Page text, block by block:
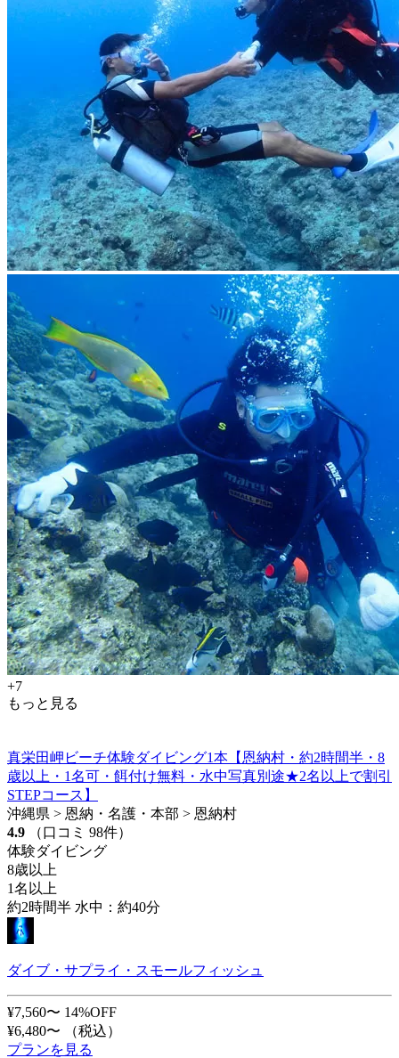
+7
もっと見る
真栄田岬ビーチ体験ダイビング1本【恩納村・約2時間半・8
歳以上・1名可・餌付け無料・水中写真別途★2名以上で割引
STEPコース】
沖縄県 > 恩納・名護・本部 > 恩納村
4.9
（口コミ 98件）
体験ダイビング
8歳以上
1名以上
約2時間半 水中：約40分
ダイブ・サプライ・スモールフィッシュ
¥7,560〜 14%OFF
¥6,480〜
（税込）
プランを見る